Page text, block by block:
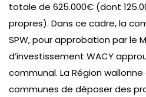
totale de 625.000€ (dont
propres). Dans ce cadre, la
SPW, pour approbation par le
d’investissement WACY
communal. La Région
communes de déposer des